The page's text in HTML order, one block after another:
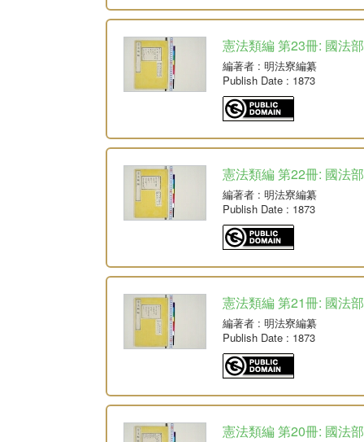
憲法類編 第23冊: 國法
編著者 : 明法寮編纂
Publish Date : 1873
憲法類編 第22冊: 國法
編著者 : 明法寮編纂
Publish Date : 1873
憲法類編 第21冊: 國法
編著者 : 明法寮編纂
Publish Date : 1873
憲法類編 第20冊: 國法